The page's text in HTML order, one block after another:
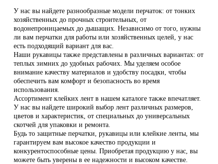
У нас вы найдете разнообразные модели перчаток: от тонких
хозяйственных до прочных строительных, от
водонепроницаемых до дышащих. Независимо от того, нужны
ли вам перчатки для работы или хозяйственных целей, у нас
есть подходящий вариант для вас.
Наши рукавицы также представлены в различных вариантах: от
теплых зимних до удобных рабочих. Мы уделяем особое
внимание качеству материалов и удобству посадки, чтобы
обеспечить вам комфорт и безопасность во время
использования.
Ассортимент клейких лент в нашем каталоге также впечатляет.
У нас вы найдете широкий выбор лент различных размеров,
цветов и характеристик, от специальных до универсальных
скотчей для упаковки и ремонта.
Будь то защитные перчатки, рукавицы или клейкие ленты, мы
гарантируем вам высокое качество продукции и
конкурентоспособные цены. Приобретая продукцию у нас, вы
можете быть уверены в ее надежности и высоком качестве.